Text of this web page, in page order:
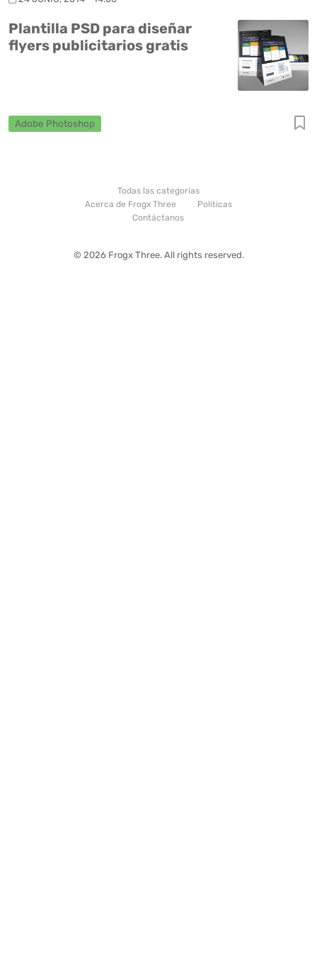
Plantilla PSD para diseñar
flyers publicitarios gratis
Adobe Photoshop
Todas las categorías
Acerca de Frogx Three
Politicas
Contáctanos
© 2026 Frogx Three. All rights reserved.